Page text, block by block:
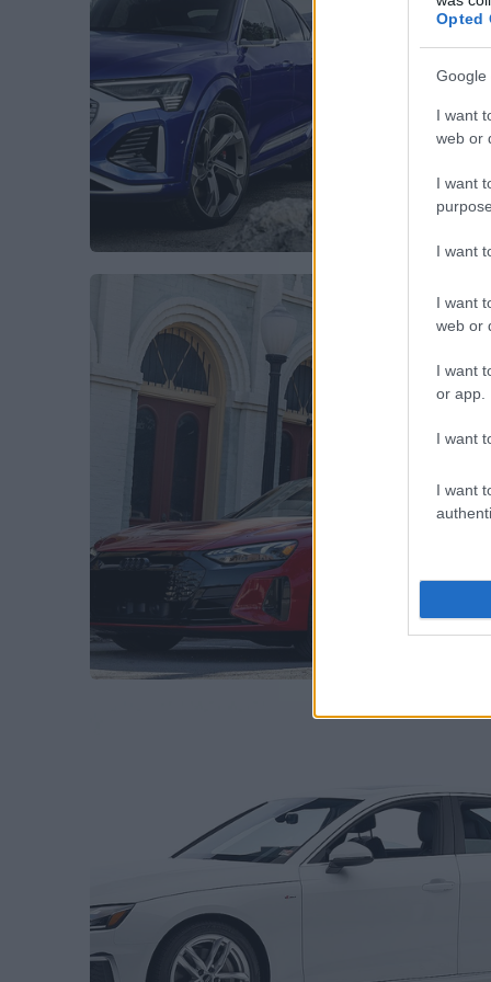
Opted
Google
I want
web or
I want
I want
I want
web or
I want
or app.
I want
I want